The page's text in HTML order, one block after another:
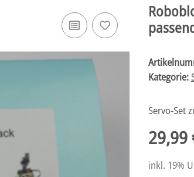
Kategorie:
Servo-Set
29,99
inkl. 19%